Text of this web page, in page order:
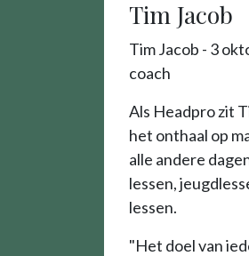
Tim Jacob
Tim Jacob - 3
coach
Als Headpro zit
het onthaal op
alle andere
lessen,
lessen.
"Het doel van